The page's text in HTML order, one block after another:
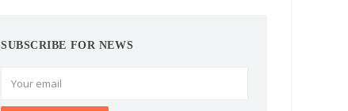
SUBSCRIBE FOR NEWS